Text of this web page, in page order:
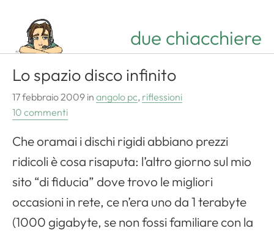
due chiacchiere
Lo spazio disco infinito
17 febbraio 2009 in angolo pc, riflessioni
10 commenti
Che oramai i dischi rigidi abbiano prezzi
ridicoli è cosa risaputa: l’altro giorno sul mio
sito “di fiducia” dove trovo le migliori
occasioni in rete, ce n’era uno da 1 terabyte
(1000 gigabyte, se non fossi familiare con la